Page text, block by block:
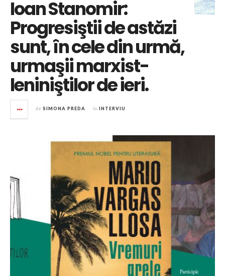
Ioan Stanomir:
Progresiştii de astăzi
sunt, în cele din urmă,
urmaşii marxist-
leniniştilor de ieri.
de SIMONA PREDA în INTERVIU